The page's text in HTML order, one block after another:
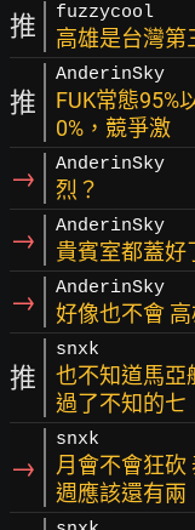
推 fuzzycool
高雄是台灣第
推
AnderinSky
FUK常態95%
0%，競爭激
→ AnderinSky
烈？
→ AnderinSky
貴賓室都蓋好
→ AnderinSky
好像也不會
推
snxk
也不知道馬亞
過了不知的七
→
snxk
月會不會狂
週應該還有兩